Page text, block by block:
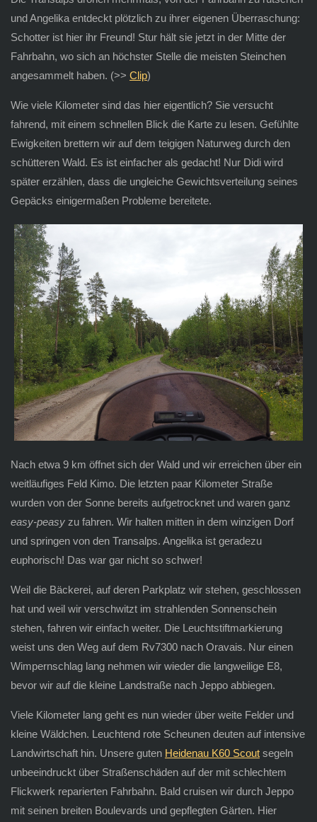
und Angelika entdeckt plötzlich zu ihrer eigenen Überraschung:
Schotter ist hier ihr Freund! Stur hält sie jetzt in der Mitte der
Fahrbahn, wo sich an höchster Stelle die meisten Steinchen
angesammelt haben. (>> Clip)
Wie viele Kilometer sind das hier eigentlich? Sie versucht
fahrend, mit einem schnellen Blick die Karte zu lesen. Gefühlte
Ewigkeiten brettern wir auf dem teigigen Naturweg durch den
schütteren Wald. Es ist einfacher als gedacht! Nur Didi wird
später erzählen, dass die ungleiche Gewichtsverteilung seines
Gepäcks einigermaßen Probleme bereitete.
Nach etwa 9 km öffnet sich der Wald und wir erreichen über ein
weitläufiges Feld Kimo. Die letzten paar Kilometer Straße
wurden von der Sonne bereits aufgetrocknet und waren ganz
easy-peasyzu fahren. Wir halten mitten in dem winzigen Dorf
und springen von den Transalps. Angelika ist geradezu
euphorisch! Das war gar nicht so schwer!
Weil die Bäckerei, auf deren Parkplatz wir stehen, geschlossen
hat und weil wir verschwitzt im strahlenden Sonnenschein
stehen, fahren wir einfach weiter. Die Leuchtstiftmarkierung
weist uns den Weg auf dem Rv7300 nach Oravais. Nur einen
Wimpernschlag lang nehmen wir wieder die langweilige E8,
bevor wir auf die kleine Landstraße nach Jeppo abbiegen.
Viele Kilometer lang geht es nun wieder über weite Felder und
kleine Wäldchen. Leuchtend rote Scheunen deuten auf intensive
Landwirtschaft hin. Unsere guten Heidenau K60 Scoutsegeln
unbeeindruckt über Straßenschäden auf der mit schlechtem
Flickwerk reparierten Fahrbahn. Bald cruisen wir durch Jeppo
mit seinen breiten Boulevards und gepflegten Gärten. Hier